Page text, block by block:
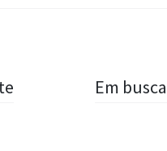
Em